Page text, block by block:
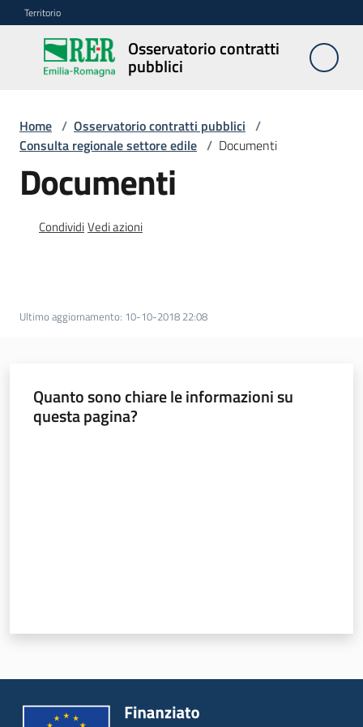
Vai al contenuto
Vai alla navigazione
Vai al footer
Territorio
Osservatorio contratti
pubblici
Osservatorio
contratti
Elenco
regionale
di
agricoli
medi
Territorio
Home / Osservatorio contratti pubblici /
Consulta regionale settore edile / Documenti
Documenti
CondividiVedi azioni
Ultimo aggiornamento: 10-10-2018 22:08
Quanto sono chiare le informazioni su
questa pagina?